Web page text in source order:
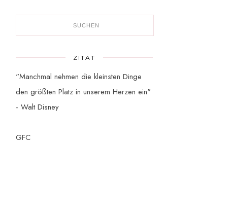
ZITAT
"Manchmal nehmen die kleinsten Dinge
den größten Platz in unserem Herzen ein"
- Walt Disney
GFC